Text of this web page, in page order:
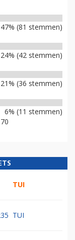
47% (81 stemmen)
24% (42 stemmen)
21% (36 stemmen)
6% (11 stemmen)
TUI
TUI